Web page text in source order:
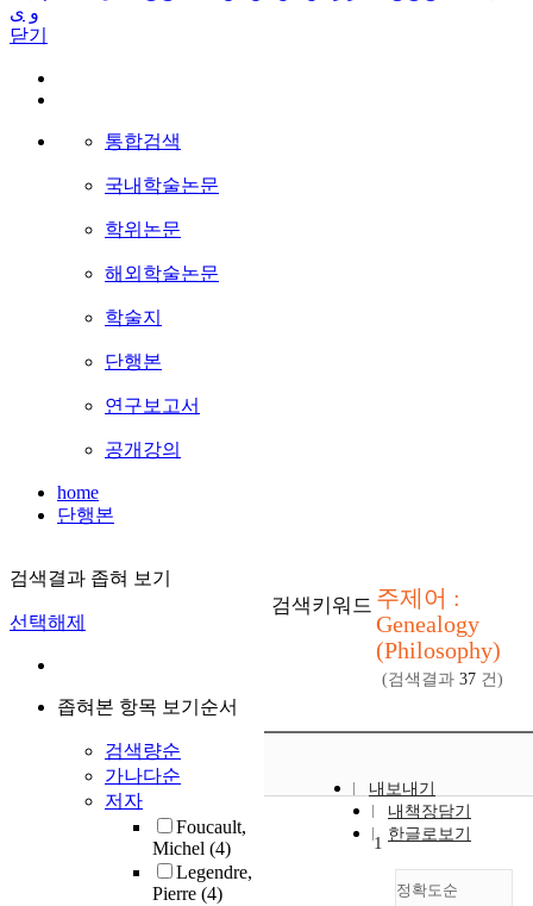
و ی
닫기
통합검색
국내학술논문
학위논문
해외학술논문
학술지
단행본
연구보고서
공개강의
home
단행본
검색결과 좁혀 보기
선택해제
좁혀본 항목 보기순서
검색량순
가나다순
저자
Foucault,
Michel (4)
Legendre,
Pierre (4)
검색키워드 주제어 :
Genealogy
(Philosophy)
(검색결과 37 건)
내보내기
내책장담기
한글로보기
정확도순
1